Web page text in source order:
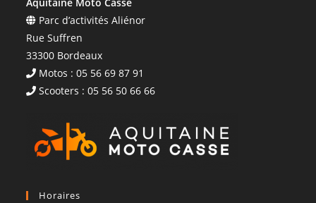
Parc d’activités Aliénor
Rue Suffren
33300 Bordeaux
Motos : 05 56 69 87 91
Scooters : 05 56 50 66 66
Horaires